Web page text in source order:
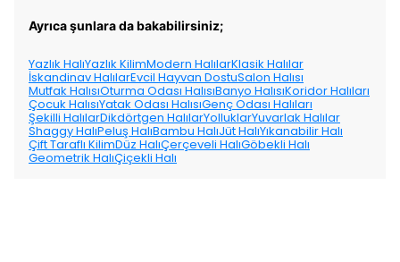
Ayrıca şunlara da bakabilirsiniz;
Yazlık HalıYazlık KilimModern HalılarKlasik Halılar
İskandinav HalılarEvcil Hayvan DostuSalon Halısı
Mutfak HalısıOturma Odası HalısıBanyo HalısıKoridor Halıları
Çocuk HalısıYatak Odası HalısıGenç Odası Halıları
Şekilli HalılarDikdörtgen HalılarYolluklarYuvarlak Halılar
Shaggy HalıPeluş HalıBambu HalıJüt HalıYıkanabilir Halı
Çift Taraflı KilimDüz HalıÇerçeveli HalıGöbekli Halı
Geometrik HalıÇiçekli Halı